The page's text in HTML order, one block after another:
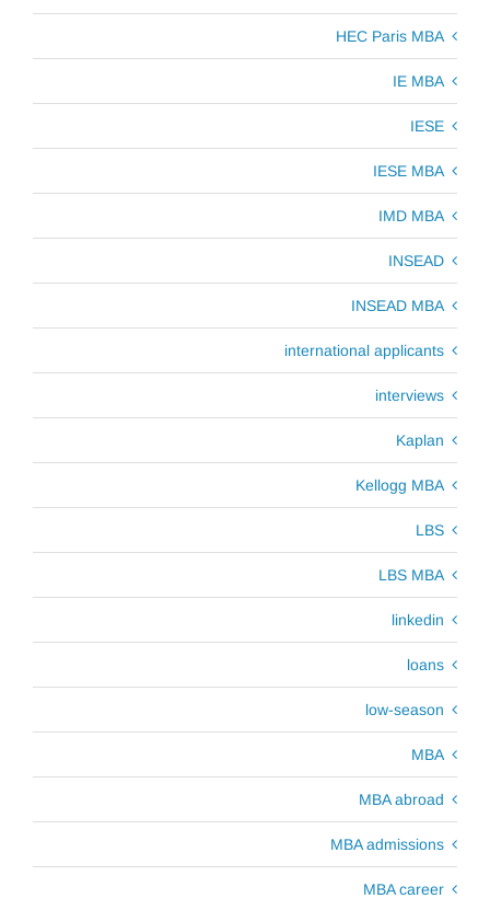
HEC Paris MBA
IE MBA
IESE
IESE MBA
IMD MBA
INSEAD
INSEAD MBA
international applicants
interviews
Kaplan
Kellogg MBA
LBS
LBS MBA
linkedin
loans
low-season
MBA
MBA abroad
MBA admissions
MBA career